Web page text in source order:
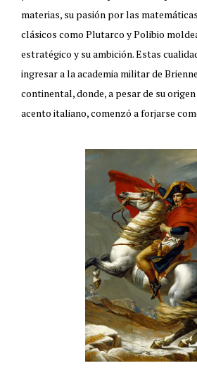
materias, su pasión por las
clásicos como Plutarco y Polibio
estratégico y su ambición. Estas
ingresar a la academia militar de
continental, donde, a pesar de su
acento italiano, comenzó a forjarse